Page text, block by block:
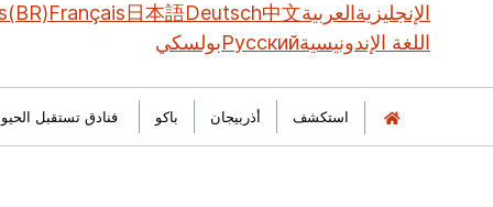
الإنجليزيةالعربية中文
Deutsch
日本語
Français
اللغة الإندونيسيةРусскийبولسكي
استكشف أذربيجان باكو فنادق تستقبل